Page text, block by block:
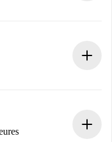
les informations
que le propriétaire